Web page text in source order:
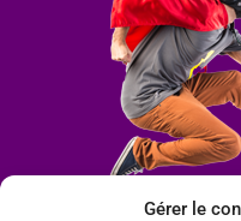
Gérer le